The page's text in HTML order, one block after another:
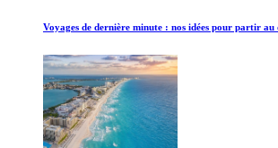
Voyages de dernière minute : nos idées pour partir